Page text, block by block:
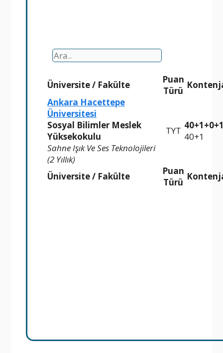
Üniversite/ Fakülte
Puan
Türü
Ankara Hacettepe
Üniversitesi
Sosyal Bilimler Meslek
Yüksekokulu
Sahne Işık Ve Ses Teknolojileri
(2 Yıllık)
TYT
40+1
Üniversite / Fakülte
Puan
Türü